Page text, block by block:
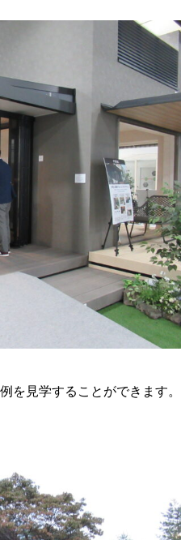
を見学することができます。